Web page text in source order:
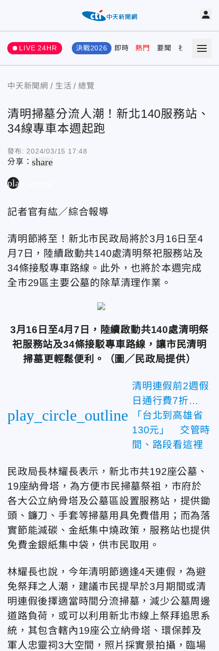
LIVE 24HR 決戰2026 即時 熱門 要聞 社會 娛樂
中天新聞網 生活 總覽
清明掃墓分流人潮！新北140服務站、
34線專車本週起跑
發布: 2024/03/15 17:48
分享：share
play_arrow
記者官有紘／綜合報導
清明節將至！新北市民政局將於3月16日至4
月7日，陸續啟動共140處清明祭祀服務站及
34條接駁專車路線。此外，也將於本週完成
全市29區主要公墓的除草清理作業。
3月16日至4月7日，陸續啟動共140處清明祭
祀服務站及34條接駁專車路線，讓市民清明
掃墓更輕鬆便利。（圖／民政局提供）
play_circle_outline
清明連假前2週假
日通行費7折…
「台北到高雄省
130元」 交管時
間、路段看這裡
民政局長林耀長表示，新北市共192座公墓、
19座納骨塔，為方便市民掃墓祭祖，市府於
各大公立納骨塔及公墓區設置服務站，提供鋤
頭、鐮刀、手套等掃墓用具免費借用；而為落
實節能減碳、金紙集中燒政策，服務站也提供
免費金銀紙集中袋，供市民取用。
林耀長也說，今年清明節適逢4天連假，為避
免祭拜之人潮，建議市民提早於3月期間或清
明連假後擇適當時間分流掃墓，減少公墓周邊
道路負荷，或可以利用新北市線上祭拜追思系
統，其包含轄內19座公立納骨塔、環保葬及
軍人忠靈祠3大空間，照片採實景拍攝，臨場